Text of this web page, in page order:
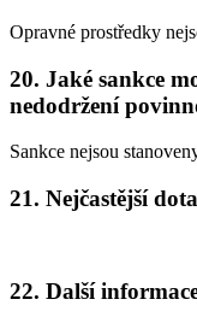
Opravné prostředky
20. Jaké sankce
nedodržení
Sankce nejsou
21. Nejčastější
22. Další